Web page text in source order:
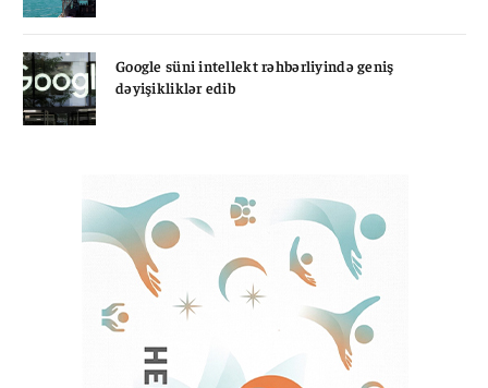
Google süni intellekt rəhbərliyində geniş
dəyişikliklər edib